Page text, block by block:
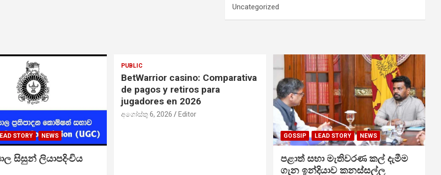
Uncategorized
STORY NEWS
සිසුන් ලියාපදිංචිය
PUBLIC
BetWarrior casino: Comparativa
de pagos y retiros para
jugadores en 2026
අගෝස්තු 6, 2026 Editor
GOSSIP LEAD STORY NEWS
පළාත් සභා මැතිවරණ කල් දැමීම
ගැන ඉන්දියාව කනස්සල්ල